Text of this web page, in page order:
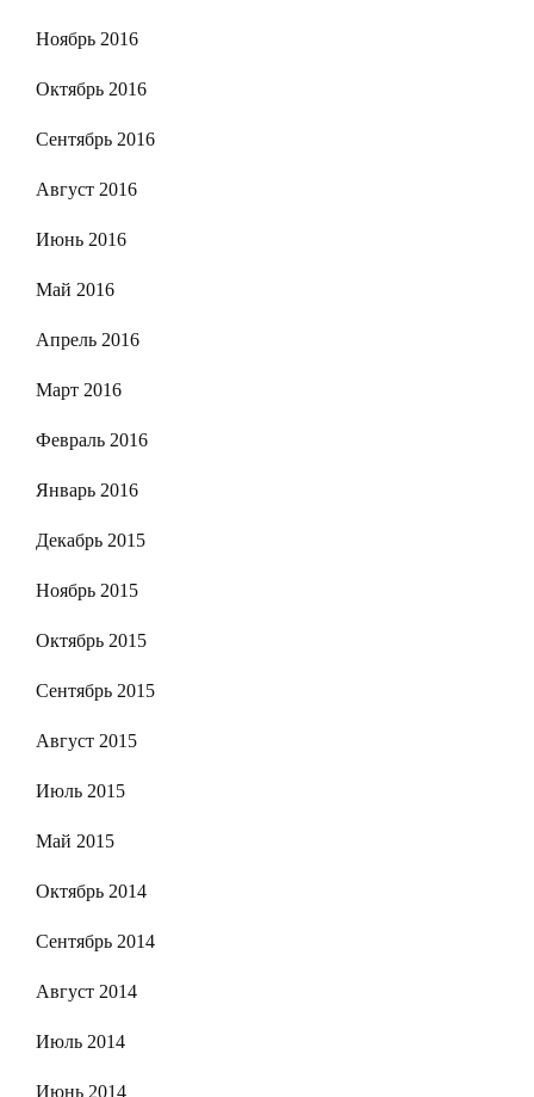
Ноябрь 2016
Октябрь 2016
Сентябрь 2016
Август 2016
Июнь 2016
Май 2016
Апрель 2016
Март 2016
Февраль 2016
Январь 2016
Декабрь 2015
Ноябрь 2015
Октябрь 2015
Сентябрь 2015
Август 2015
Июль 2015
Май 2015
Октябрь 2014
Сентябрь 2014
Август 2014
Июль 2014
Июнь 2014